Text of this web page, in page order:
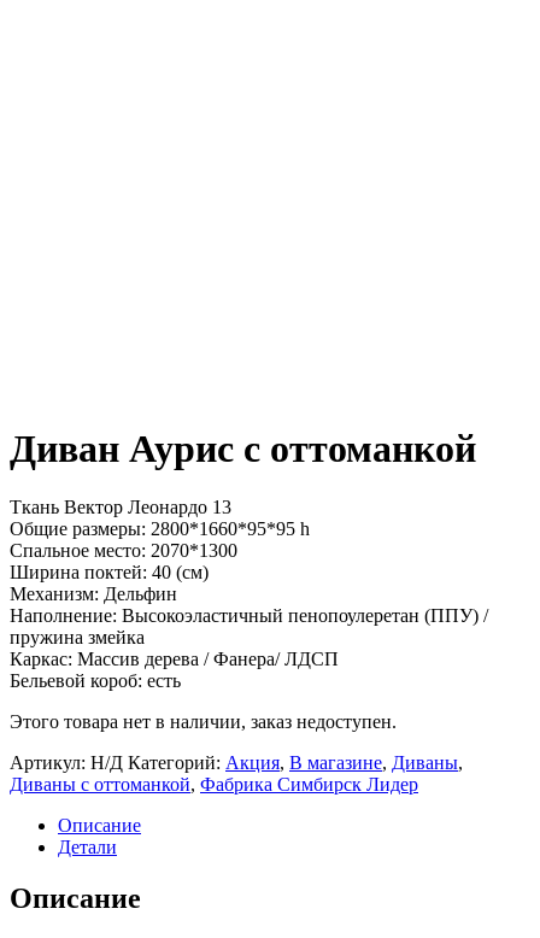
Диван Аурис с оттоманкой
Ткань Вектор Леонардо 13
Общие размеры: 2800*1660*95*95 h
Спальное место: 2070*1300
Ширина поктей: 40 (см)
Механизм: Дельфин
Наполнение: Высокоэластичный пенопоулеретан (ППУ) /
пружина змейка
Каркас: Массив дерева / Фанера/ ЛДСП
Бельевой короб: есть
Этого товара нет в наличии, заказ недоступен.
Артикул: Н/Д Категорий: Акция, В магазине, Диваны,
Диваны с оттоманкой, Фабрика Симбирск Лидер
Описание
Детали
Описание